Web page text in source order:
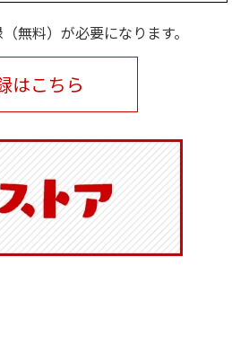
カ
リラックマ／マルチ
ケース
5.0（6）
1,100円
(送料別・税込)
アニメ『ジョ
奇妙な冒険 黄
風』チョコラ
1,969円
(送料別・税込)
無料）が必要になります。
はこちら